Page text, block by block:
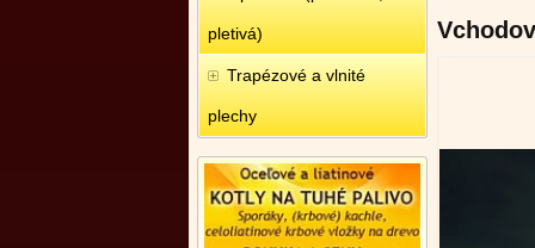
pletivá)
Trapézové a vlnité
plechy